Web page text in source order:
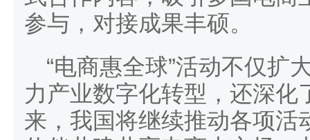
参与，对接成果丰硕。
“电商惠全球”活动不仅扩
力产业数字化转型，还深化
来，我国将继续推动各项活